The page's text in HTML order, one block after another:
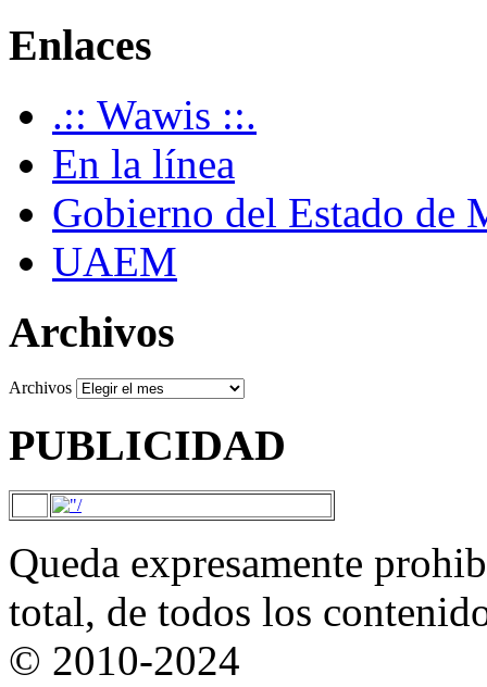
Enlaces
.:: Wawis ::.
En la línea
Gobierno del Estado de
UAEM
Archivos
Archivos
PUBLICIDAD
Queda expresamente
total, de todos los
© 2010-2024